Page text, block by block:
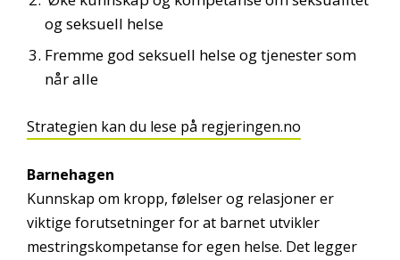
og seksuell helse
Fremme god seksuell helse og tjenester som
når alle
Strategien kan du lese på regjeringen.no
Barnehagen
Kunnskap om kropp, følelser og relasjoner er
viktige forutsetninger for at barnet utvikler
mestringskompetanse for egen helse. Det legger